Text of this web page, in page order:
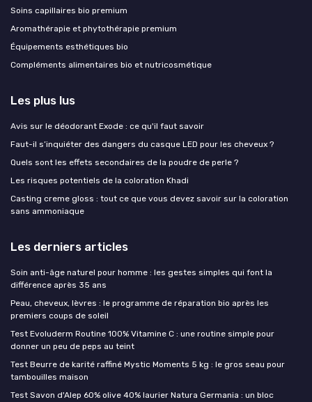
Soins capillaires bio premium
Aromathérapie et phytothérapie premium
Équipements esthétiques bio
Compléments alimentaires bio et nutricosmétique
Les plus lus
Avis sur le déodorant Exode : ce qu'il faut savoir
Faut-il s’inquiéter des dangers du casque LED pour les cheveux ?
Quels sont les effets secondaires de la poudre de perle ?
Les risques potentiels de la coloration Khadi
Casting creme gloss : tout ce que vous devez savoir sur la coloration
sans ammoniaque
Les derniers articles
Soin anti-âge naturel pour homme : les gestes simples qui font la
différence après 35 ans
Peau, cheveux, lèvres : le programme de réparation bio après les
premiers coups de soleil
Test Evoluderm Routine 100% Vitamine C : une routine simple pour
donner un peu de peps au teint
Test Beurre de karité raffiné Mystic Moments 5 kg : le gros seau pour
tambouilles maison
Test Savon d'Alep 60% olive 40% laurier Natura Germania : un bloc